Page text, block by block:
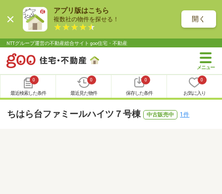
アプリ版はこちら
複数社の物件を探せる！ 開く
NTTグループ運営の不動産総合サイト goo住宅・不動産
0
最近検索した条件
0
最近見た物件
0
保存した条件
0
お気に入り
ちはら台ファミールハイツ７号棟 中古販売中 1件